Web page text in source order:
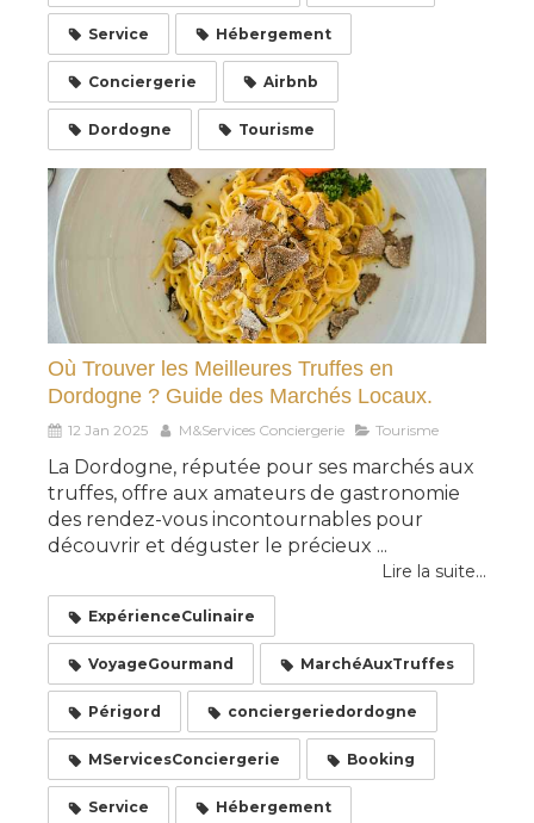
Service Hébergement
Conciergerie Airbnb
Dordogne Tourisme
Où Trouver les Meilleures Truffes en
Dordogne ? Guide des Marchés Locaux.
12 Jan 2025 M&Services Conciergerie Tourisme
La Dordogne, réputée pour ses marchés aux
truffes, offre aux amateurs de gastronomie
des rendez-vous incontournables pour
découvrir et déguster le précieux ...
Lire la suite...
ExpérienceCulinaire
VoyageGourmand MarchéAuxTruffes
Périgord conciergeriedordogne
MServicesConciergerie Booking
Service Hébergement